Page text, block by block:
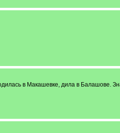
в Макашевке, дила в Балашове.